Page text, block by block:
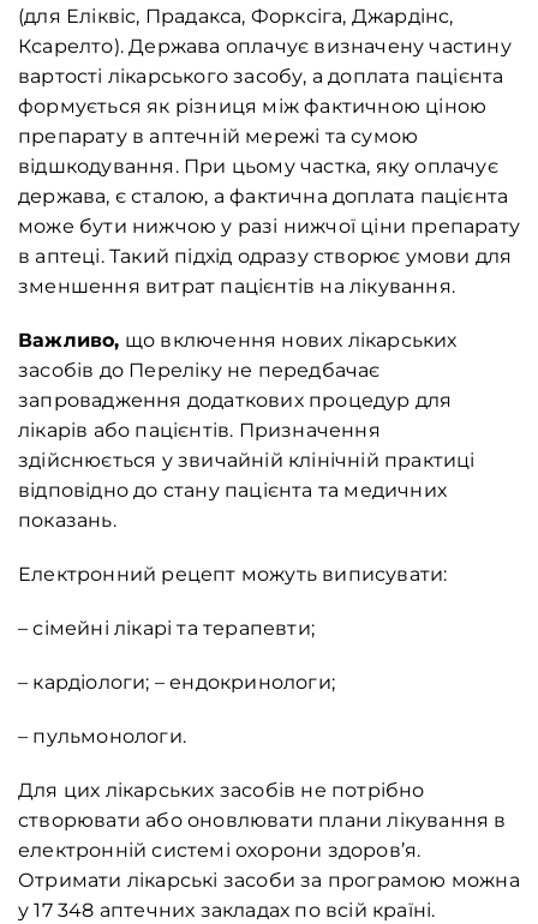
(для Еліквіс, Прадакса, Форксіга, Джардінс,
Ксарелто). Держава оплачує визначену частину
вартості лікарського засобу, а доплата пацієнта
формується як різниця між фактичною ціною
препарату в аптечній мережі та сумою
відшкодування. При цьому частка, яку оплачує
держава, є сталою, а фактична доплата пацієнта
може бути нижчою у разі нижчої ціни препарату
в аптеці. Такий підхід одразу створює умови для
зменшення витрат пацієнтів на лікування.
Важливо, що включення нових лікарських
засобів до Переліку не передбачає
запровадження додаткових процедур для
лікарів або пацієнтів. Призначення
здійснюється у звичайній клінічній практиці
відповідно до стану пацієнта та медичних
показань.
Електронний рецепт можуть виписувати:
– сімейні лікарі та терапевти;
– кардіологи; – ендокринологи;
– пульмонологи.
Для цих лікарських засобів не потрібно
створювати або оновлювати плани лікування в
електронній системі охорони здоров’я.
Отримати лікарські засоби за програмою можна
у 17 348 аптечних закладах по всій країні.